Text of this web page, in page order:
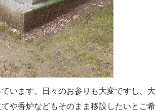
います。日々のお参りも大変ですし、大
や香炉などもそのまま移設したいとご希